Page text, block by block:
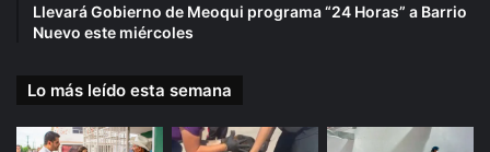
Llevará Gobierno de Meoqui programa “24 Horas” a Barrio
Nuevo este miércoles
Lo más leído esta semana